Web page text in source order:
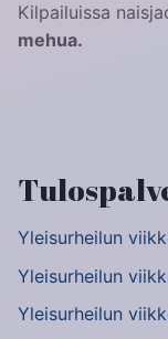
Kilpailuissa
mehua.
Yleisurheilun
Yleisurheilun
Yleisurheilun